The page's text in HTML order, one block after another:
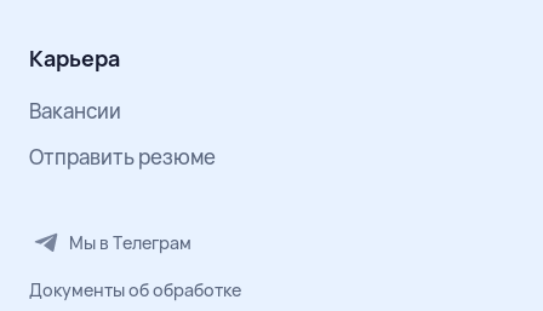
Карьера
Вакансии
Отправить резюме
Мы в Телеграм
Документы об обработке